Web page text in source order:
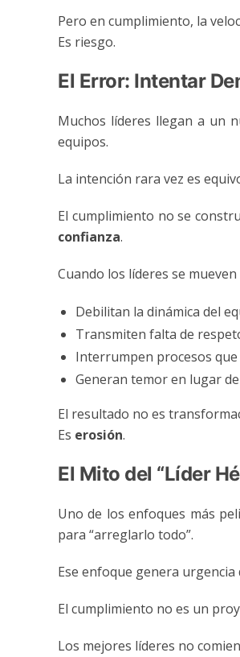
Pero en cumplimiento, la
Es riesgo.
El Error: Intentar
Muchos líderes llegan a un
equipos.
La intención rara vez es
El cumplimiento no se
confianza.
Cuando los líderes se
Debilitan la dinámica del
Transmiten falta de
Interrumpen procesos
Generan temor en lugar
El resultado no es
Es erosión.
El Mito del “Líder
Uno de los enfoques más
para “arreglarlo todo”.
Ese enfoque genera
El cumplimiento no es un
Los mejores líderes no